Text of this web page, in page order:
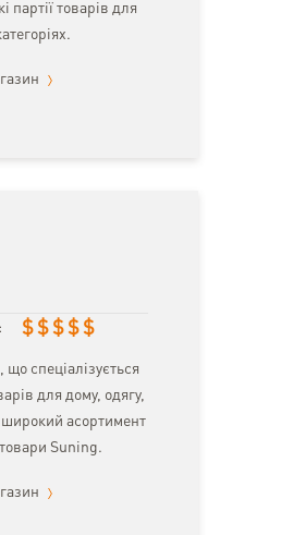
партії товарів для
$ $ $ $ $
спеціалізується
для дому, одягу,
широкий асортимент
товари Suning.